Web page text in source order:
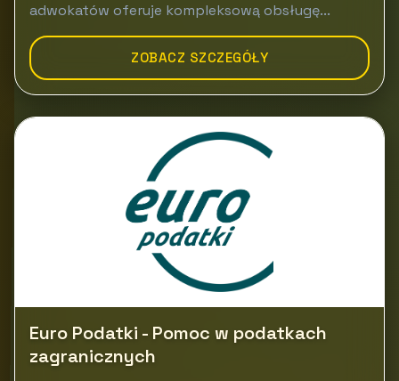
adwokatów oferuje kompleksową obsługę...
ZOBACZ SZCZEGÓŁY
Euro Podatki - Pomoc w podatkach
zagranicznych